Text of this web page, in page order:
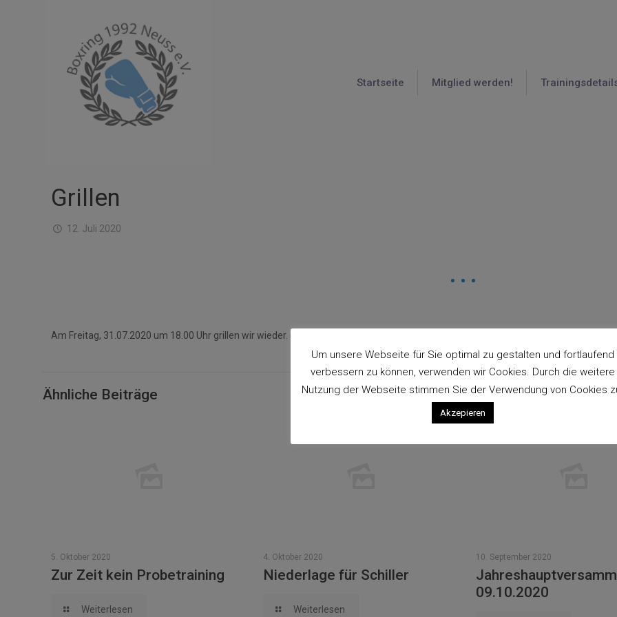
Startseite Mitglied werden!
Grillen
12. Juli 2020
Am Freitag, 31.07.2020 um 18.00 Uhr grillen wir wieder. ( Wiese neben der Turnhalle ) Hierzu sind alle Vereinsmitglieder herzlichst
Ähnliche Beiträge
5. Oktober 2020
Zur Zeit kein Probetraining
Weiterlesen
4. Oktober 2020
Niederlage für Schiller
Weiterlesen
10. September 2020
09.10.2020
Um unsere Webseite für Sie optimal zu gestalten und fortlaufend
verbessern zu können, verwenden wir Cookies. Durch die weitere
Nutzung der Webseite stimmen Sie der Verwendung von Cookies
Akzepieren